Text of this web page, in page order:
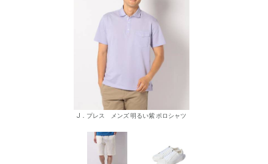
J．プレス メンズ 明るい紫 ポロシャツ